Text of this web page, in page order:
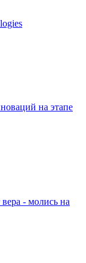
на этапе
- молись на